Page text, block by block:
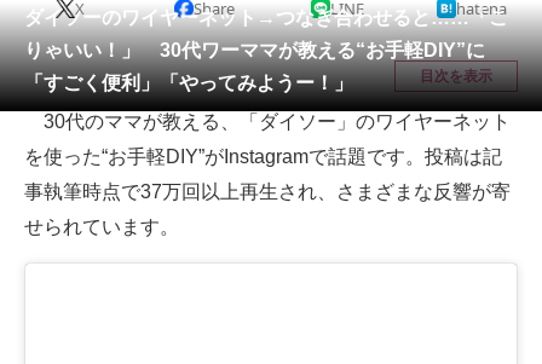
会員記事
メディア
注目記事を集めた総合ページ
ITの今と未来を見通す
スマホと通信の最新トレンド
ダイソーのワイヤーネット→つなぎ合わせると……「こ
りゃいい！」 30代ワーママが教える“お手軽DIY”に
「すごく便利」「やってみようー！」
X Share LINE hatena
目次を表示
30代のママが教える、「ダイソー」のワイヤーネット
を使った“お手軽DIY”がInstagramで話題です。投稿は記
事執筆時点で37万回以上再生され、さまざまな反響が寄
せられています。